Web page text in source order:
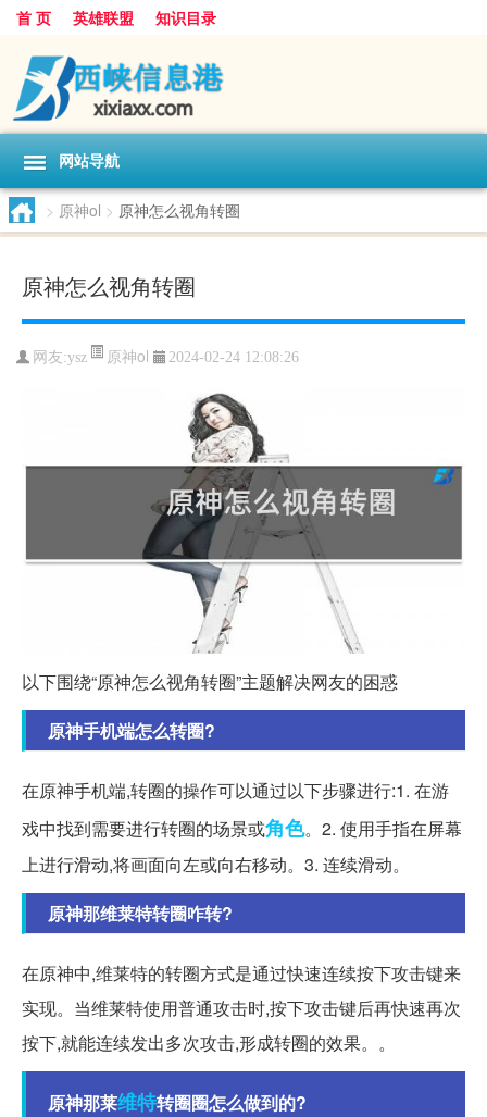
首 页 英雄联盟 知识目录
网站导航
> 原神ol > 原神怎么视角转圈
原神怎么视角转圈
网友:ysz 原神ol 2024-02-24 12:08:26
以下围绕“原神怎么视角转圈”主题解决网友的困惑
原神手机端怎么转圈?
在原神手机端,转圈的操作可以通过以下步骤进行:1. 在游
戏中找到需要进行转圈的场景或角色。2. 使用手指在屏幕
上进行滑动,将画面向左或向右移动。3. 连续滑动。
原神那维莱特转圈咋转?
在原神中,维莱特的转圈方式是通过快速连续按下攻击键来
实现。当维莱特使用普通攻击时,按下攻击键后再快速再次
按下,就能连续发出多次攻击,形成转圈的效果。。
原神那莱维特转圈圈怎么做到的?